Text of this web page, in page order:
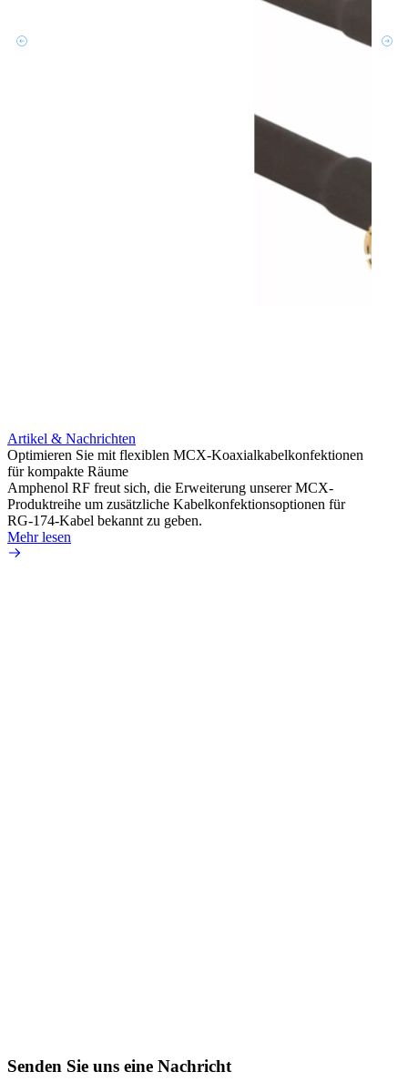
Artikel & Nachrichten
Optimieren Sie mit flexiblen MCX-Koaxialkabelkonfektionen
für kompakte Räume
Amphenol RF freut sich, die Erweiterung unserer MCX-
Produktreihe um zusätzliche Kabelkonfektionsoptionen für
RG-174-Kabel bekannt zu geben.
Mehr lesen
Senden Sie uns eine Nachricht